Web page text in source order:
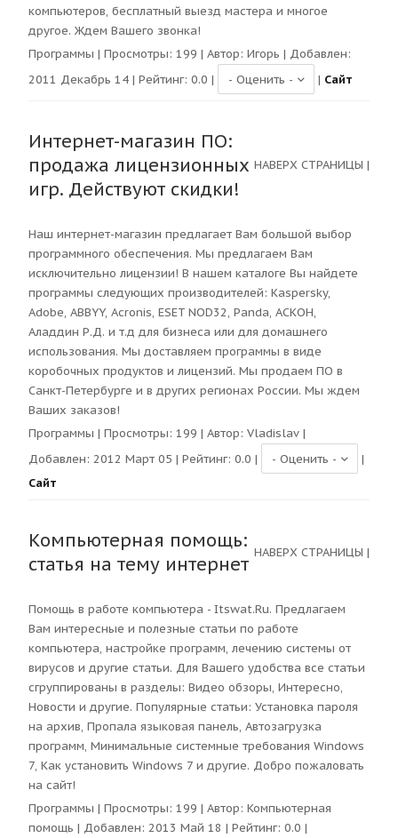
компьютеров, бесплатный выезд мастера и многое
другое. Ждем Вашего звонка!
Программы | Просмотры: 199 | Автор: Игорь | Добавлен:
2011 Декабрь 14 | Рейтинг: 0.0 | | Сайт
Интернет-магазин ПО:
продажа лицензионных
игр. Действуют скидки!
НАВЕРХ СТРАНИЦЫ |
Наш интернет-магазин предлагает Вам большой выбор
программного обеспечения. Мы предлагаем Вам
исключительно лицензии! В нашем каталоге Вы найдете
программы следующих производителей: Kaspersky,
Adobe, ABBYY, Асronis, ESET NOD32, Panda, АСКОН,
Аладдин Р.Д. и т.д для бизнеса или для домашнего
использования. Мы доставляем программы в виде
коробочных продуктов и лицензий. Мы продаем ПО в
Санкт-Петербурге и в других регионах России. Мы ждем
Ваших заказов!
Программы | Просмотры: 199 | Автор: Vladislav |
Добавлен: 2012 Март 05 | Рейтинг: 0.0 |
|
Сайт
Компьютерная помощь:
статья на тему интернет
НАВЕРХ СТРАНИЦЫ |
Помощь в работе компьютера - Itswat.Ru. Предлагаем
Вам интересные и полезные статьи по работе
компьютера, настройке программ, лечению системы от
вирусов и другие статьи. Для Вашего удобства все статьи
сгруппированы в разделы: Видео обзоры, Интересно,
Новости и другие. Популярные статьи: Установка пароля
на архив, Пропала языковая панель, Автозагрузка
программ, Минимальные системные требования Windows
7, Как установить Windows 7 и другие. Добро пожаловать
на сайт!
Программы | Просмотры: 199 | Автор: Компьютерная
помощь | Добавлен: 2013 Май 18 | Рейтинг: 0.0 |